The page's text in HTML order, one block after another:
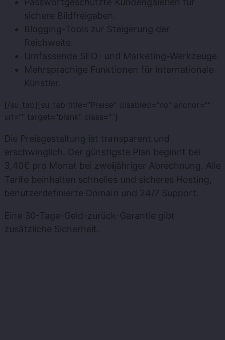
sichere Bildfreigaben.
Blogging-Tools zur Steigerung der
Reichweite.
Umfassende SEO- und Marketing-Werkzeuge.
Mehrsprachige Funktionen für internationale
Künstler.
[/su_tab][su_tab title=“Preise“ disabled=“no“ anchor=““
url=““ target=“blank“ class=““]
Die Preisgestaltung ist transparent und
erschwinglich. Der günstigste Plan beginnt bei
3,40€ pro Monat bei zweijähriger Abrechnung. Alle
Tarife beinhalten schnelles und sicheres Hosting,
benutzerdefinierte Domain und 24/7 Support.
Eine 30-Tage-Geld-zurück-Garantie gibt
zusätzliche Sicherheit.